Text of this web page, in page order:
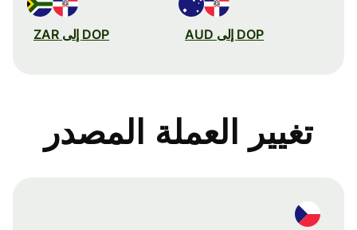
DOP إلى AUD DOP إلى ZAR
تغيير العملة المصدر